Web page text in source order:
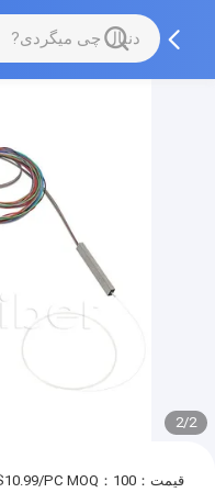
2/2
قیمت：US$0.01~US$10.99/PC MOQ：100